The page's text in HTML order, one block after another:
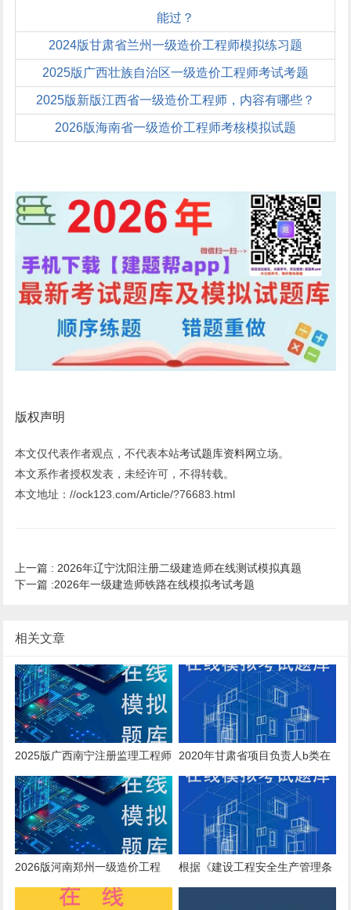
能过？
2024版甘肃省兰州一级造价工程师模拟练习题
2025版广西壮族自治区一级造价工程师考试考题
2025版新版江西省一级造价工程师，内容有哪些？
2026版海南省一级造价工程师考核模拟试题
版权声明
本文仅代表作者观点，不代表本站考试题库资料网立场。
本文系作者授权发表，未经许可，不得转载。
本文地址：//ock123.com/Article/?76683.html
上一篇 : 2026年辽宁沈阳注册二级建造师在线测试模拟真题
下一篇 :2026年一级建造师铁路在线模拟考试考题
相关文章
2025版广西南宁注册监理工程师
模拟习题
2020年甘肃省项目负责人b类在
线考核模拟题与复习题库
2026版河南郑州一级造价工程
师，在哪里刷题
根据《建设工程安全生产管理条